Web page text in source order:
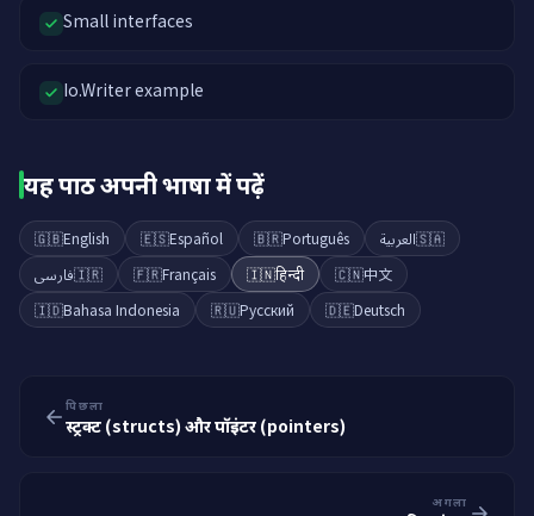
Small interfaces
Io.Writer example
यह पाठ अपनी भाषा में पढ़ें
🇬🇧English 🇪🇸Español 🇧🇷Português 🇸🇦العربية
🇮🇷فارسی 🇫🇷Français 🇮🇳हिन्दी 🇨🇳中文
🇮🇩Bahasa Indonesia 🇷🇺Русский 🇩🇪Deutsch
पिछला
स्ट्रक्ट (structs) और पॉइंटर (pointers)
अगला